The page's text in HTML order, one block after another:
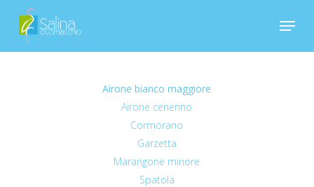
Menu
Airone bianco maggiore
Airone cenerino
Cormorano
Garzetta
Marangone minore
Spatola